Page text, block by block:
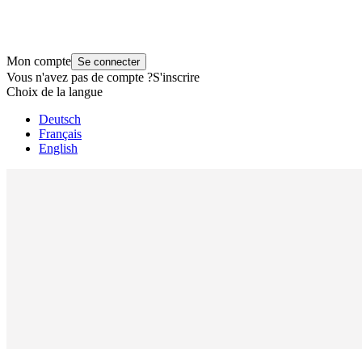
Mon compte Se connecter
Vous n'avez pas de compte ?S'inscrire
Choix de la langue
Deutsch
Français
English